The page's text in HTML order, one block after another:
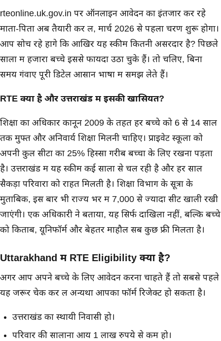
rteonline.uk.gov.in पर ऑनलाइन आवेदन का इंतजार कर रहे
माता-पिता अब तैयारी कर लें, मार्च 2026 से पहला चरण शुरू होगा।
आप सोच रहे होंगे कि आखिर यह स्कीम कितनी असरदार है? पिछले
सालों में हजारों बच्चे इससे फायदा उठा चुके हैं। तो चलिए, बिना
समय गंवाए पूरी डिटेल आसान भाषा में समझ लेते हैं।
RTE क्या है और उत्तराखंड में इसकी खासियत?
शिक्षा का अधिकार कानून 2009 के तहत हर बच्चे को 6 से 14 साल
तक मुफ्त और अनिवार्य शिक्षा मिलनी चाहिए। प्राइवेट स्कूलों को
अपनी कुल सीटों का 25% हिस्सा गरीब बच्चों के लिए रखना पड़ता
है। उत्तराखंड में यह स्कीम कई सालों से चल रही है और हर साल
सैकड़ों परिवारों को राहत मिलती है। शिक्षा विभाग के सूत्रों के
मुताबिक, इस बार भी राज्य भर में 7,000 से ज्यादा सीटें खाली रखी
जाएंगी। एक अधिकारी ने बताया, यह सिर्फ दाखिला नहीं, बल्कि बच्चे
को किताबें, यूनिफॉर्म और बेहतर माहौल सब कुछ फ्री मिलता है।
Uttarakhand में RTE Eligibility क्या है?
अगर आप अपने बच्चे के लिए आवेदन करना चाहते हैं तो सबसे पहले
यह जरूर चेक कर लें अन्यथा आपका फॉर्म रिजेक्ट हो सकता है।
उत्तराखंड का स्थायी निवासी हो।
परिवार की सालाना आय 1 लाख रुपये से कम हो।